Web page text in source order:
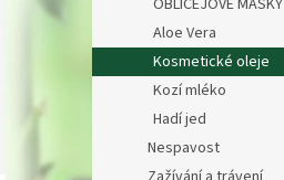
OBLIČEJOVÉ MASKY
Aloe Vera
Kosmetické oleje
Kozí mléko
Hadí jed
Nespavost